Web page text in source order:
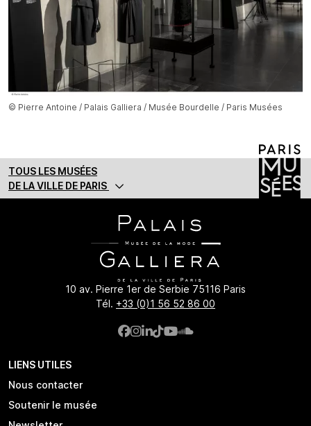
© Pierre Antoine / Palais Galliera / Musée Bourdelle / Paris Musées
TOUS LES MUSÉES
DE LA VILLE DE PARIS
10 av. Pierre 1er de Serbie 75116 Paris
Tél. +33 (0)1 56 52 86 00
LIENS UTILES
Nous contacter
Soutenir le musée